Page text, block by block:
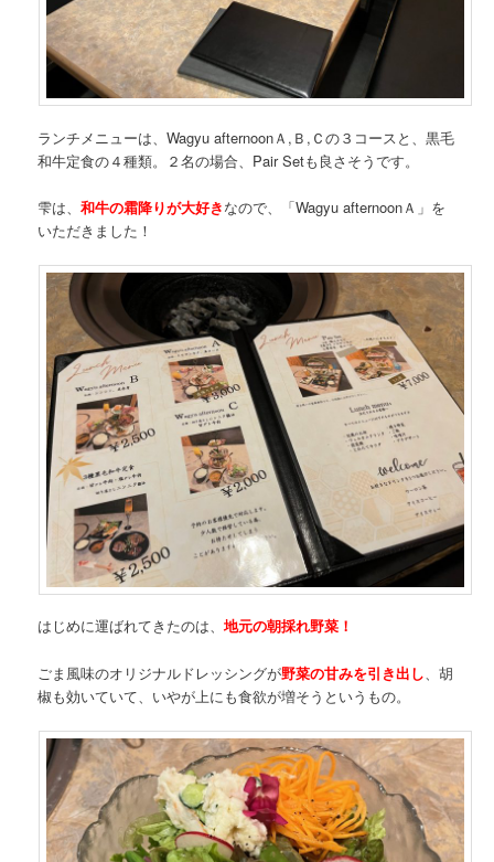
ランチメニューは、Wagyu afternoonＡ,Ｂ,Ｃの３コースと、黒毛
和牛定食の４種類。２名の場合、Pair Setも良さそうです。
雫は、和牛の霜降りが大好きなので、「Wagyu afternoonＡ」を
いただきました！
はじめに運ばれてきたのは、地元の朝採れ野菜！
ごま風味のオリジナルドレッシングが野菜の甘みを引き出し 、胡
椒も効いていて、いやが上にも食欲が増そうというもの。